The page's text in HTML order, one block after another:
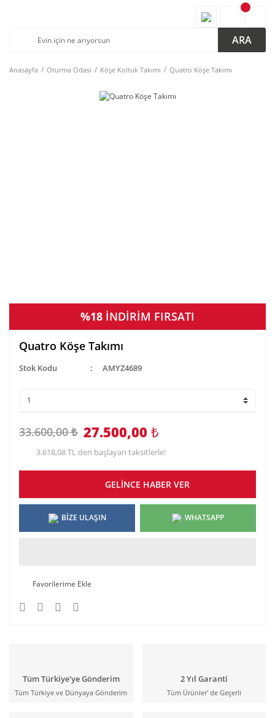
ARA
Anasayfa Oturma Odası Köşe Koltuk Takımı Quatro Köşe Takımı
%18 İNDİRİM FIRSATI
Quatro Köşe Takımı
Stok Kodu AMYZ4689
33.600,00 ₺ 27.500,00 ₺
3.618,08 TL den başlayan taksitlerle!
GELİNCE HABER VER
BİZE ULAŞIN WHATSAPP
Tüm Türkiye'ye Gönderim
Tüm Türkiye ve Dünyaya Gönderim
2 Yıl Garanti
Tüm Ürünler' de Geçerli